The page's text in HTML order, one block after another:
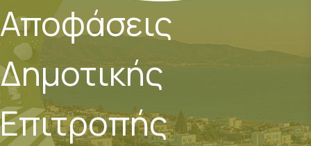
Αποφάσεις
Δημοτικής
Επιτροπής